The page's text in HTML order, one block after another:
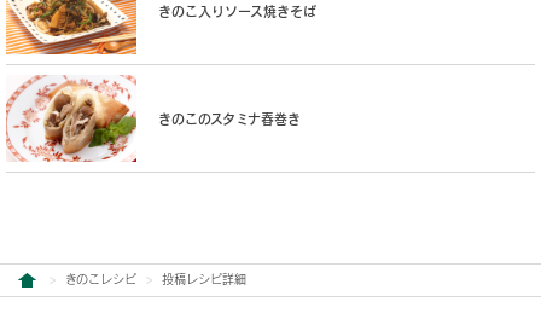
きのこ入りソース焼きそば
きのこのスタミナ春巻き
きのこレシピ 投稿レシピ詳細